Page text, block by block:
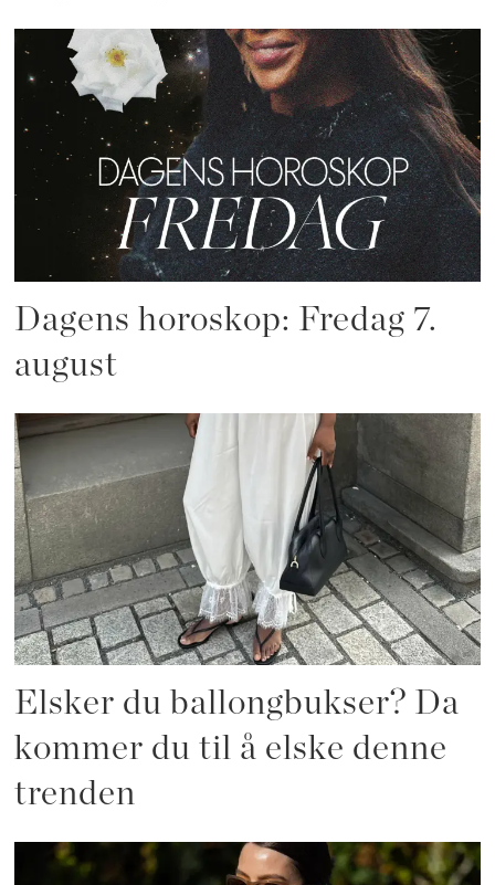
Dagens horoskop: Fredag 7.
august
Elsker du ballongbukser? Da
kommer du til å elske denne
trenden